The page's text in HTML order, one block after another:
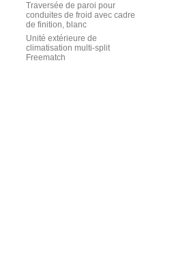
Traversée de paroi pour
conduites de froid avec cadre
de finition, blanc
Unité extérieure de
climatisation multi-split
Freematch